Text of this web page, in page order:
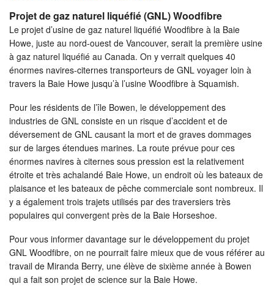
Projet de gaz naturel liquéfié (GNL) Woodfibre
Le projet d’usine de gaz naturel liquéfié Woodfibre à la Baie
Howe, juste au nord-ouest de Vancouver, serait la première usine
à gaz naturel liquéfié au Canada. On y verrait quelques 40
énormes navires-citernes transporteurs de GNL voyager loin à
travers la Baie Howe jusqu’à l’usine Woodfibre à Squamish.
Pour les résidents de l’île Bowen, le développement des
industries de GNL consiste en un risque d’accident et de
déversement de GNL causant la mort et de graves dommages
sur de larges étendues marines. La route prévue pour ces
énormes navires à citernes sous pression est la relativement
étroite et très achalandé Baie Howe, un endroit où les bateaux de
plaisance et les bateaux de pêche commerciale sont nombreux. Il
y a également trois trajets utilisés par des traversiers très
populaires qui convergent près de la Baie Horseshoe.
Pour vous informer davantage sur le développement du projet
GNL Woodfibre, on ne pourrait faire mieux que de vous référer au
travail de Miranda Berry, une élève de sixième année à Bowen
qui a fait son projet de science sur la Baie Howe.